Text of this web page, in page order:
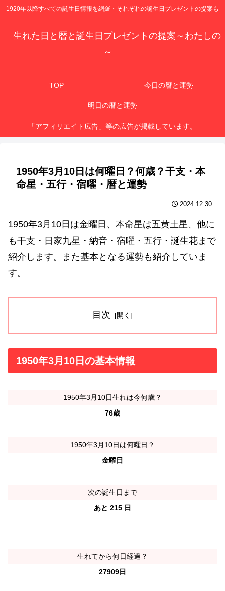
1920年以降すべての誕生日情報を網羅・それぞれの誕生日プレゼントの提案も
生れた日と暦と誕生日プレゼントの提案～わたしの
～
TOP 今日の暦と運勢
明日の暦と運勢
「アフィリエイト広告」等の広告が掲載しています。
1950年3月10日は何曜日？何歳？干支・本
命星・五行・宿曜・暦と運勢
2024.12.30
1950年3月10日は金曜日、本命星は五黄土星、他に
も干支・日家九星・納音・宿曜・五行・誕生花まで
紹介します。また基本となる運勢も紹介していま
す。
目次
1950年3月10日の基本情報
1950年3月10日生れは今何歳？
76歳
1950年3月10日は何曜日？
金曜日
次の誕生日まで
あと 215 日
生れてから何日経過？
27909日